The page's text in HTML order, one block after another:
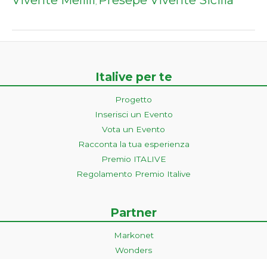
,
Italive per te
Progetto
Inserisci un Evento
Vota un Evento
Racconta la tua esperienza
Premio ITALIVE
Regolamento Premio Italive
Partner
Markonet
Wonders